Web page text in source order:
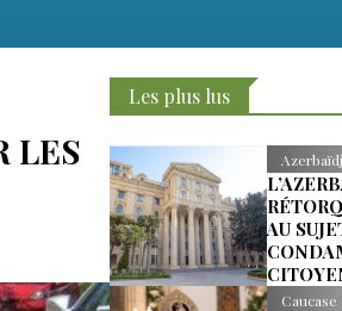
LES
Les plus lus
AU
Caucase